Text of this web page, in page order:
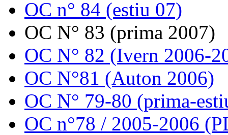
OC n° 84 (estiu 07)
OC N° 83 (prima 2007)
OC N° 82 (Ivern 2006-
OC N°81 (Auton 2006)
OC N° 79-80 (prima-
OC n°78 / 2005-2006